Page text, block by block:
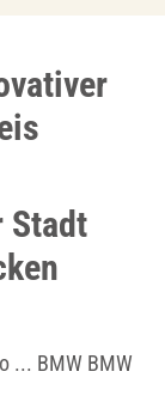
Stadt
... BMW BMW